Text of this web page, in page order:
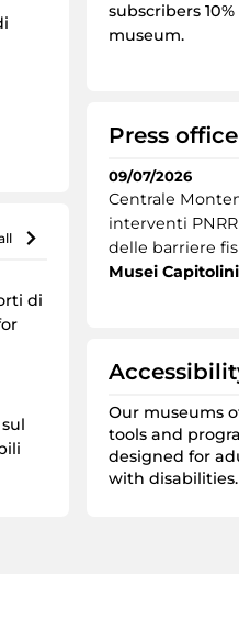
di
subscribers
museum.
Press office
09/07/2026
Centrale
interventi
delle barriere
Musei
Our museums
tools and
designed for
with disabilities.